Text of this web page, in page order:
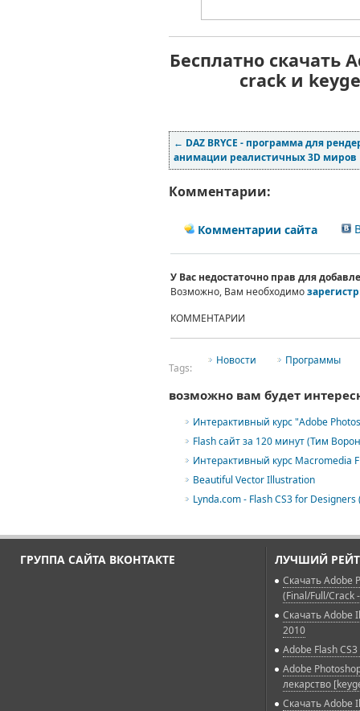
Бесплатно скачать
crack и
← DAZ BRYCE - программа для
анимации реалистичных 3D миров
Комментарии:
Комментарии сайта
У Вас недостаточно прав для
Возможно, Вам необходимо
КОММЕНТАРИИ
Tags:
Новости Программы
возможно вам будет
Интерактивный курс "Adobe
Flash сайт за 120 минут (Тим
Интерактивный курс Macromedia
Beautiful Vector Illustration
Lynda.com - Flash CS3 for Designers
ГРУППА САЙТА ВКОНТАКТЕ ЛУЧШИЙ
Скачать Adobe
(Final/Full/Crack
Скачать Adobe
2010
Adobe Flash
Adobe
лекарство
Скачать Adobe